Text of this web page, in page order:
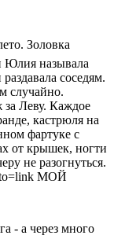
Золовка
Юлия называла
соседям.
случайно.
Леву. Каждое
кастрюля на
фартуке с
от крышек, ногти
не разогнуться.
МОЙ
- а через много